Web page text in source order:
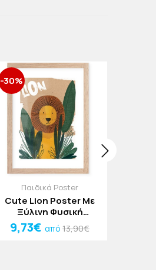
-30%
Παιδικά Poster
Cute Lion Poster Με
Ξύλινη Φυσική
Κορνίζα 15x20cm
9,73€ από13,90€